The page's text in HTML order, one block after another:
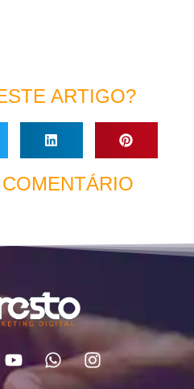
ARTIGO?